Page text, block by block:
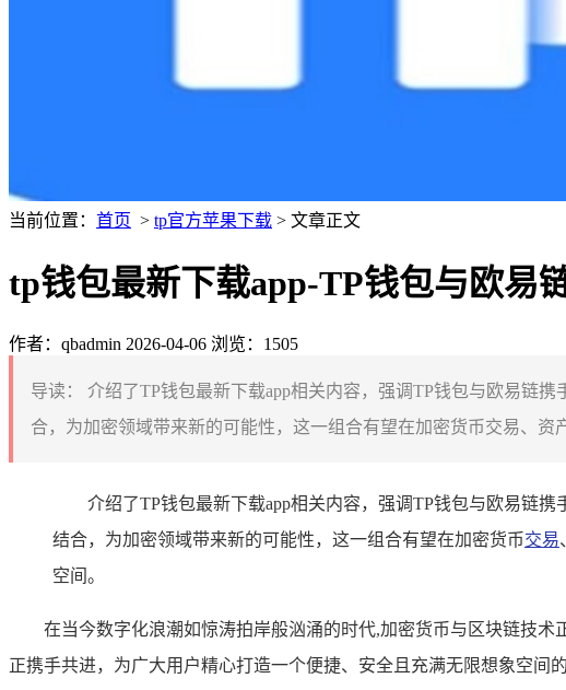
当前位置： 首页 > tp官方苹果下载 > 文章正文
tp钱包最新下载app-TP钱包与欧易
作者：qbadmin 2026-04-06 浏览：1505
导读：
介绍了TP钱包最新下载app相关内容，强调TP钱包与欧易链
合，为加密领域带来新的可能性，这一组合有望在加密货币交易、
介绍了TP钱包最新下载app相关内容，强调TP钱包与欧易链
结合，为加密领域带来新的可能性，这一组合有望在加密货币交易
空间。
在当今数字化浪潮如惊涛拍岸般汹涌的时代,加密货币与区块链技
正携手共进，为广大用户精心打造一个便捷、安全且充满无限想象空间的